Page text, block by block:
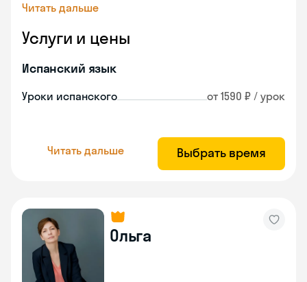
Читать дальше
Услуги и цены
Испанский язык
Уроки испанского от 1590 ₽ / урок
Читать дальше Выбрать время
Ольга